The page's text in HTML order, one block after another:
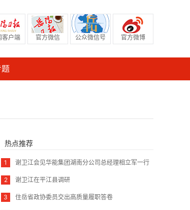
客户端 官方微信 公众微信号 官方微博
热点推荐
1 谢卫江会见华能集团湖南分公司总经理相立军一行
2 谢卫江在平江县调研
3 住岳省政协委员交出高质量履职答卷